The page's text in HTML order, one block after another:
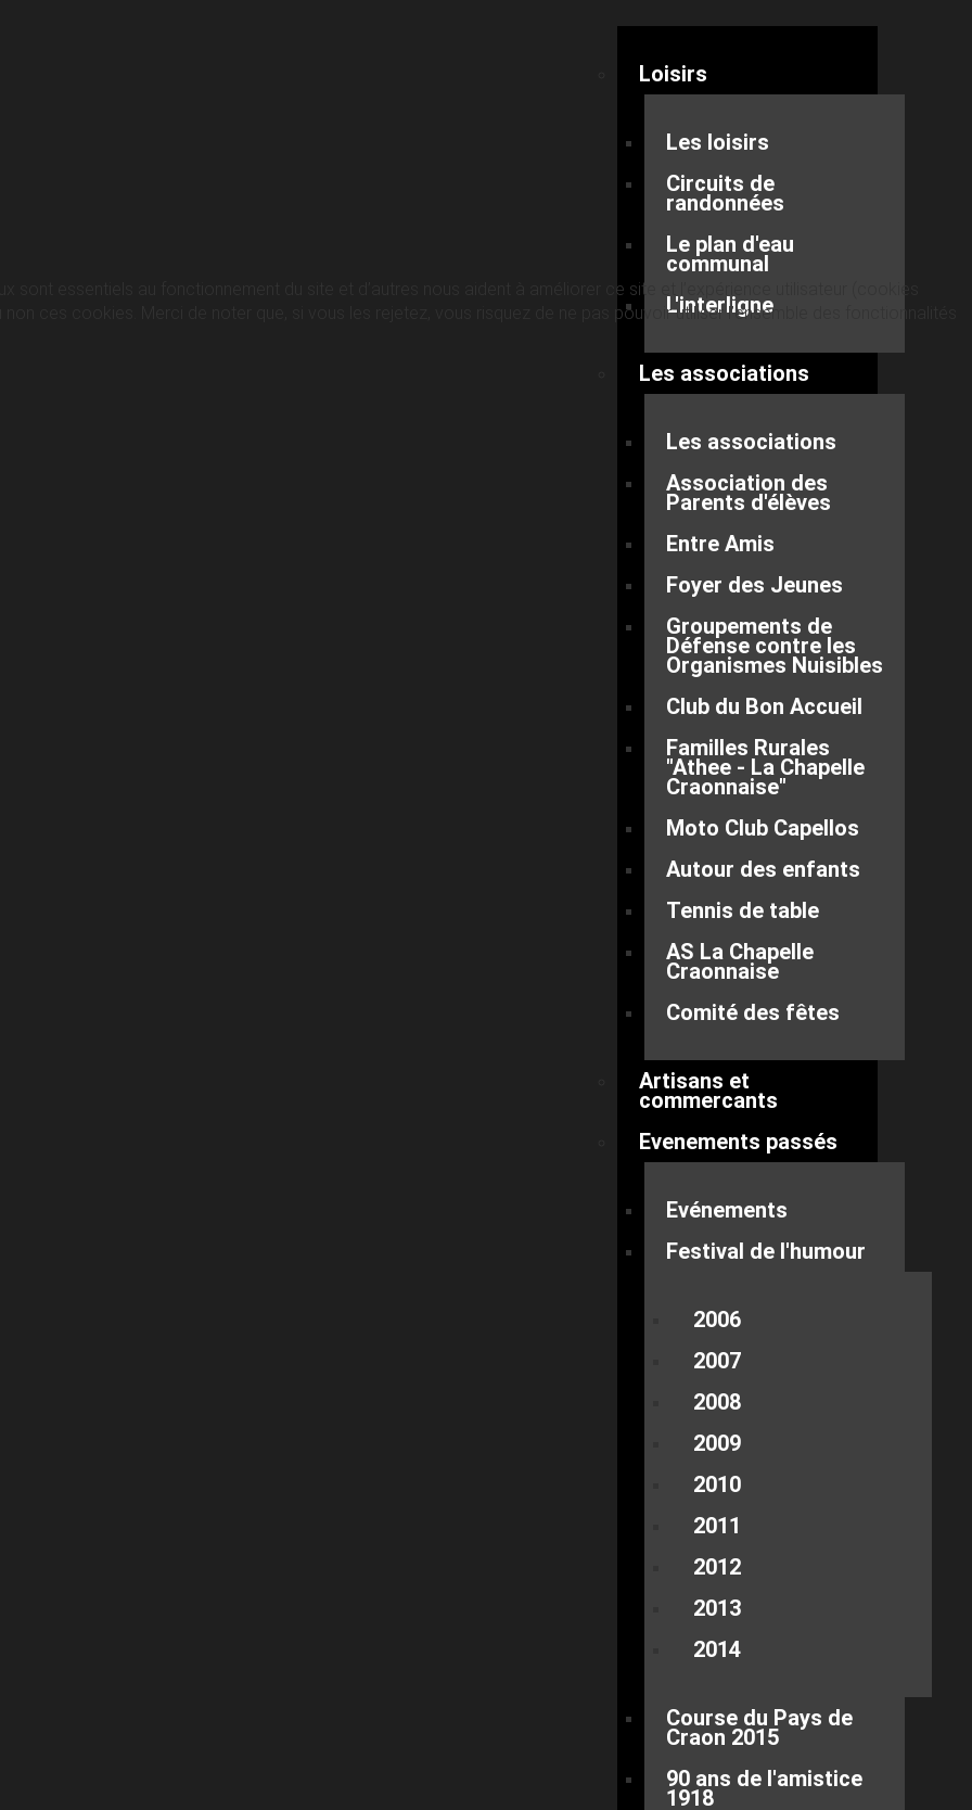
Loisirs
Les loisirs
Circuits de
randonnées
Le plan d'eau
communal
L'interligne
Les associations
Les associations
Association des
Parents d'élèves
Entre Amis
Foyer des Jeunes
Groupements de
Défense contre les
Organismes Nuisibles
Club du Bon Accueil
Familles Rurales
"Athee - La Chapelle
Craonnaise"
Moto Club Capellos
Autour des enfants
Tennis de table
AS La Chapelle
Craonnaise
Comité des fêtes
Artisans et
commercants
Evenements passés
Evénements
Festival de l'humour
2006
2007
2008
2009
2010
2011
2012
2013
2014
Course du Pays de
Craon 2015
90 ans de l'amistice
1918
sont essentiels au fonctionnement du site et d’autres nous aident à améliorer ce site et l’expérience utilisateur (cookies
ces cookies. Merci de noter que, si vous les rejetez, vous risquez de ne pas pouvoir utiliser l’ensemble des fonctionnalités